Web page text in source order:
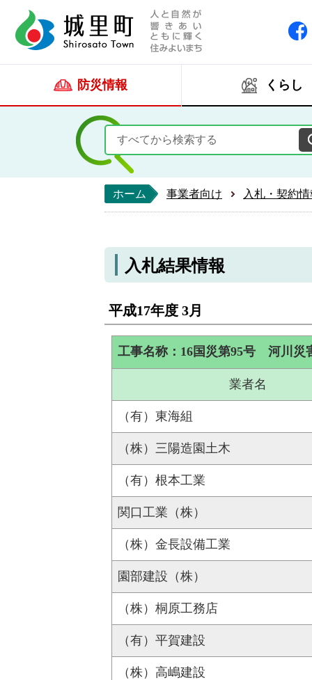
防災情報 くらし
ホーム 事業者向け 入札・契約
入札結果情報
平成17年度 3月
工事名称：16国災第95号 河川災
業者名
（有）東海組
（株）三陽造園土木
（有）根本工業
関口工業（株）
（株）金長設備工業
園部建設（株）
（株）桐原工務店
（有）平賀建設
（株）高嶋建設